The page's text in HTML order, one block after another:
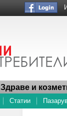
Здраве и
Статии